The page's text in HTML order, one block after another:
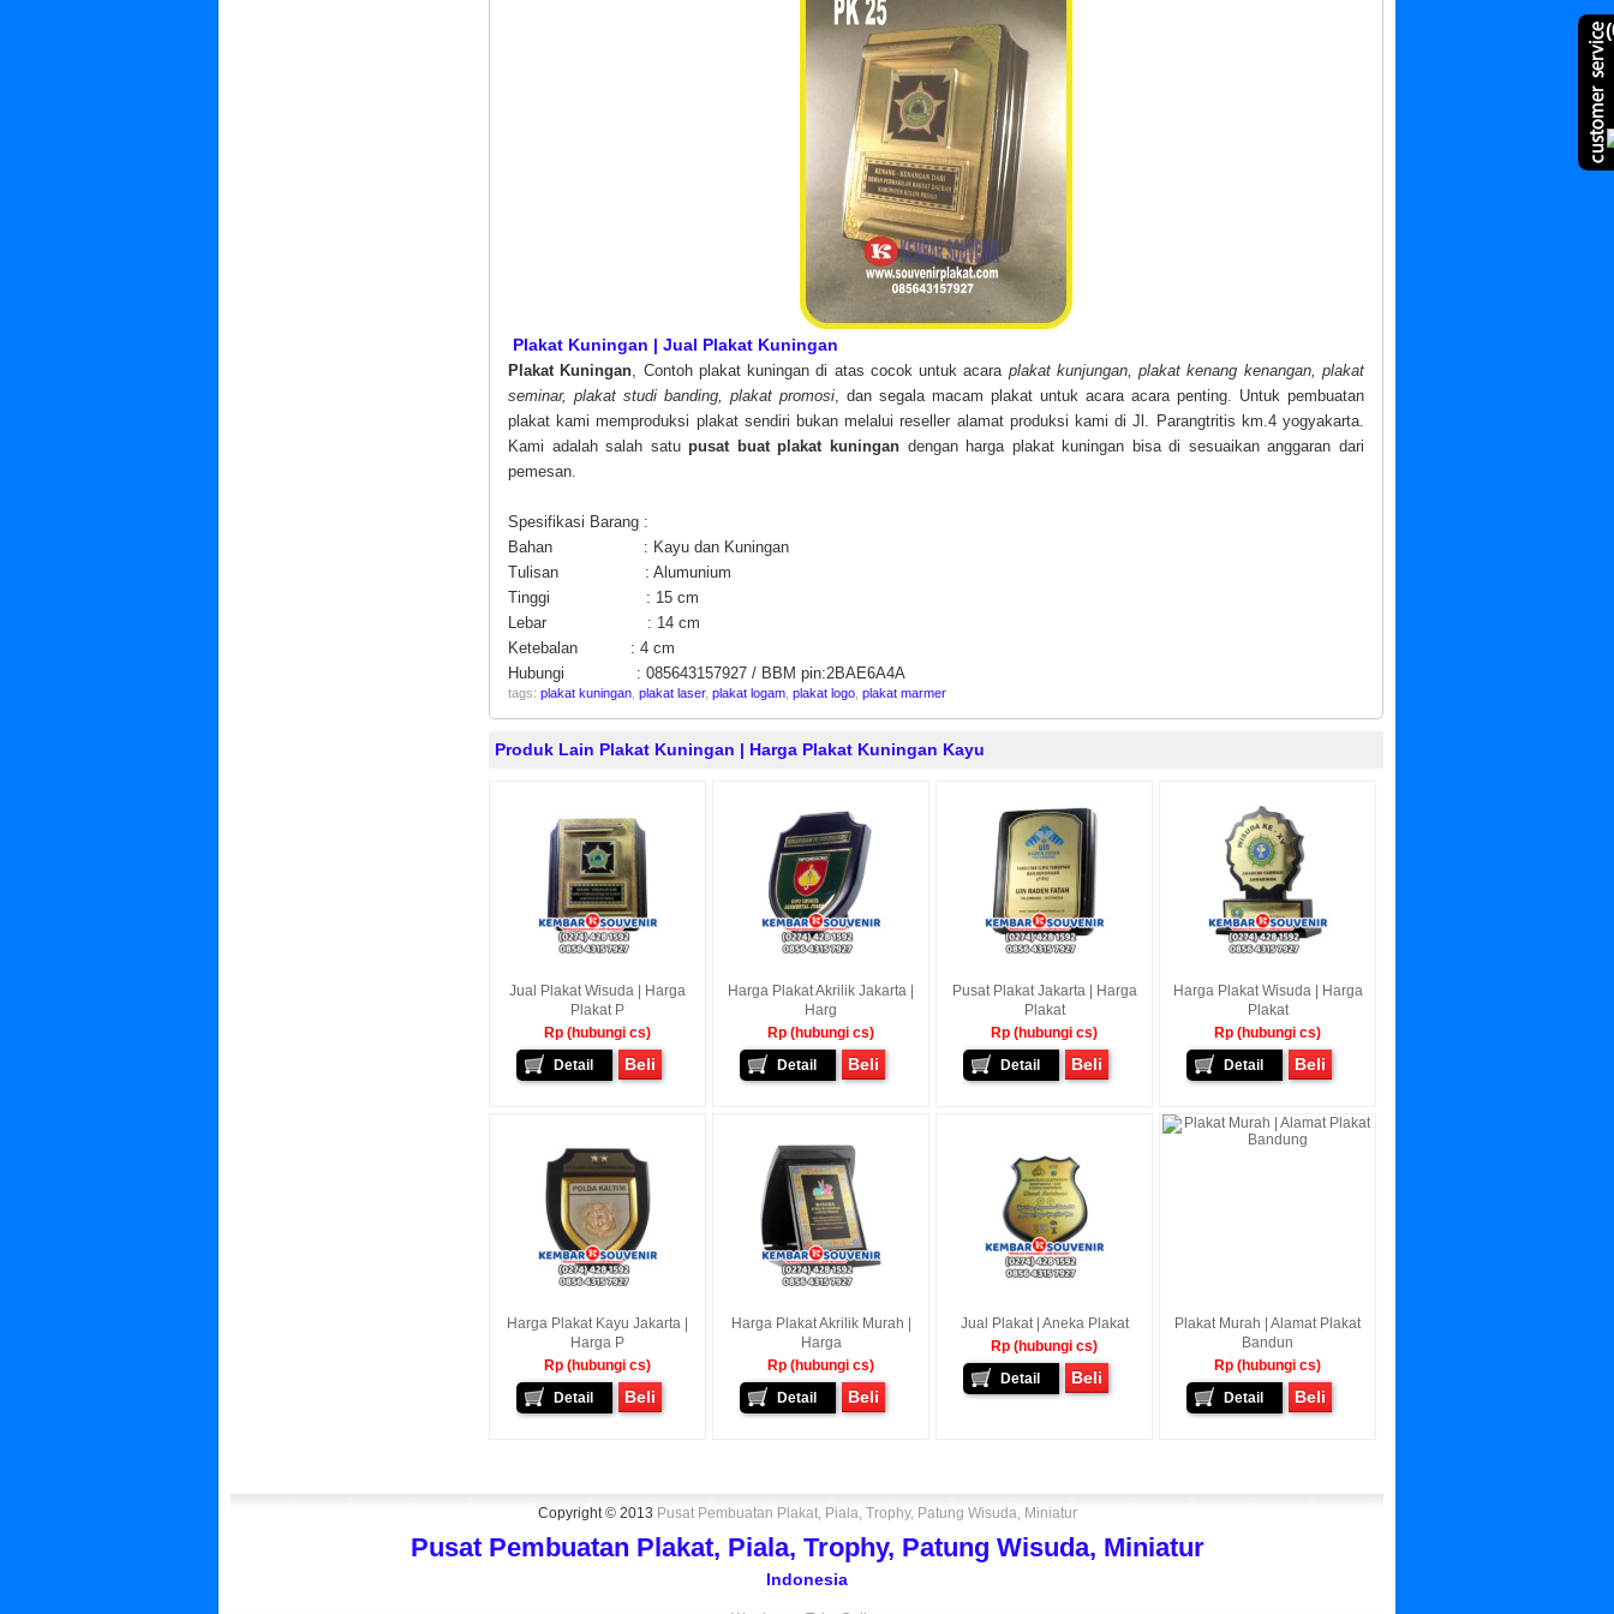
Plakat Kuningan | Jual Plakat Kuningan
Plakat Kuningan, Contoh plakat kuningan di atas cocok untuk acara plakat kunjungan, plakat kenang kenangan, plakat
seminar, plakat studi banding, plakat promosi, dan segala macam plakat untuk acara acara penting. Untuk pembuatan
plakat kami memproduksi plakat sendiri bukan melalui reseller alamat produksi kami di Jl. Parangtritis km.4 yogyakarta.
Kami adalah salah satupusat buat plakat kuningandengan harga plakat kuningan bisa di sesuaikan anggaran dari
pemesan.
Spesifikasi Barang :
Bahan : Kayu dan Kuningan
Tulisan : Alumunium
Tinggi : 15 cm
Lebar : 14 cm
Ketebalan : 4 cm
Hubungi : 085643157927 / BBM pin:2BAE6A4A
tags: plakat kuningan plakat laser, plakat logam plakat logo plakat marmer
Produk Lain Plakat Kuningan | Harga Plakat Kuningan Kayu
Jual Plakat Wisuda | Harga
Plakat P
Rp (hubungi cs)
Detail
Beli
Harga Plakat Akrilik Jakarta |
Harg
Rp (hubungi cs)
Detail
Beli
Pusat Plakat Jakarta | Harga
Plakat
Rp (hubungi cs)
Detail
Beli
Harga Plakat Wisuda | Harga
Plakat
Rp (hubungi cs)
Detail
Beli
Harga Plakat Kayu Jakarta |
Harga P
Rp (hubungi cs)
Detail
Beli
Harga Plakat Akrilik Murah |
Harga
Rp (hubungi cs)
Detail
Beli
Jual Plakat | Aneka Plakat
Rp (hubungi cs)
Detail
Beli
Plakat Murah | Alamat Plakat
Bandun
Rp (hubungi cs)
Detail
Beli
Copyright © 2013 Pusat Pembuatan Plakat, Piala, Trophy, Patung Wisuda, Miniatur
Pusat Pembuatan Plakat, Piala, Trophy, Patung Wisuda, Miniatur
Indonesia